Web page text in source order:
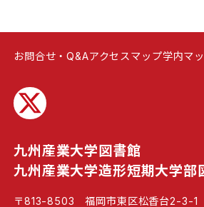
お問合せ・Q&Aアクセスマップ学内マ
九州産業大学図書館
九州産業大学造形短期大学部
〒813-8503 福岡市東区松香台2-3-1